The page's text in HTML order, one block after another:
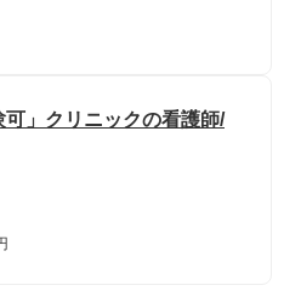
可」クリニックの看護師/